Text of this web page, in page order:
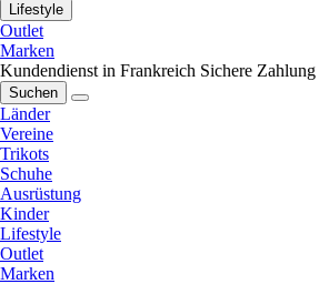
Lifestyle
Outlet
Marken
Kundendienst in Frankreich Sichere Zahlung
Suchen
Länder
Vereine
Trikots
Schuhe
Ausrüstung
Kinder
Lifestyle
Outlet
Marken